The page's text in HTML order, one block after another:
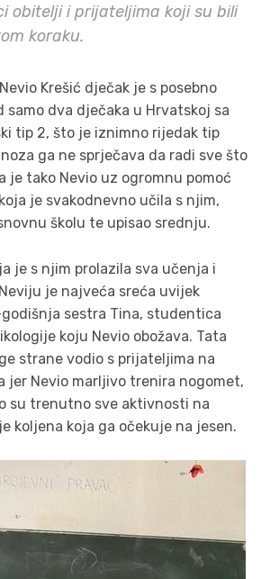
obitelji i prijateljima koji su bili
koraku.
Krešić dječak je s posebno
samo dva dječaka u Hrvatskoj sa
tip 2, što je iznimno rijedak tip
ga ne sprječava da radi sve što
je tako Nevio uz ogromnu pomoć
je svakodnevno učila s njim,
školu te upisao srednju.
je s njim prolazila sva učenja i
je najveća sreća uvijek
sestra Tina, studentica
koju Nevio obožava. Tata
strane vodio s prijateljima na
jer Nevio marljivo trenira nogomet,
su trenutno sve aktivnosti na
koljena koja ga očekuje na jesen.